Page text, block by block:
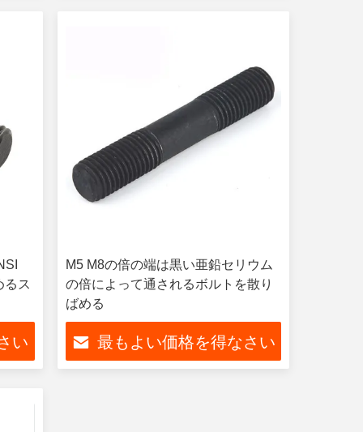
るス
い
M5 M8の倍の端は黒い亜鉛セリウム
の倍によって通されるボルトを散り
ばめる
最もよい価格を得なさい